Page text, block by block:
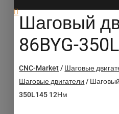
Шаговый
86BYG-
CNC-Market/ Шаговые
Шаговые двигатели /
350L145 12Нм